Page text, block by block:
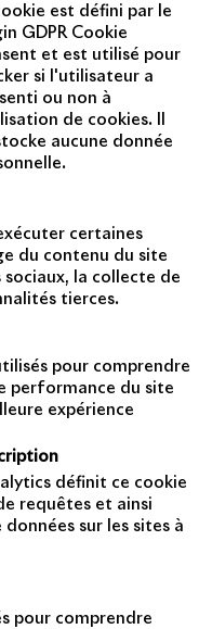
est défini par le
GDPR Cookie
et est utilisé pour
si l'utilisateur a
ou non à
de cookies. Il
aucune donnée
certaines
du contenu du site
la collecte de
tierces.
pour comprendre
performance du site
expérience
définit ce cookie
requêtes et ainsi
sur les sites à
pour comprendre